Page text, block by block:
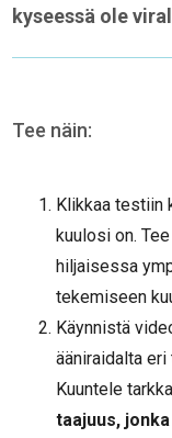
kyseessä ole
Tee näin:
Klikkaa testiin
kuulosi on.
hiljaisessa
tekemiseen
Käynnistä
ääniraidalta eri
Kuuntele
taajuus,